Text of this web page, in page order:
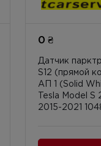
0 ₴
Датчик
S12 (прямой
АП 1 (Solid
Tesla Model S
2015-2021